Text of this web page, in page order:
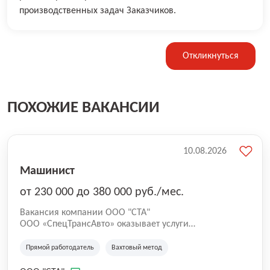
производственных задач Заказчиков.
Откликнуться
ПОХОЖИЕ ВАКАНСИИ
Машинист
от 230 000 до 380 000 руб./мес.
Вакансия компании ООО "СТА"
ООО «СпецТрансАвто» оказывает услуги
2016 года. Компания успешно работает на рынке услуг
Прямой работодатель Вахтовый метод
10.08.2026